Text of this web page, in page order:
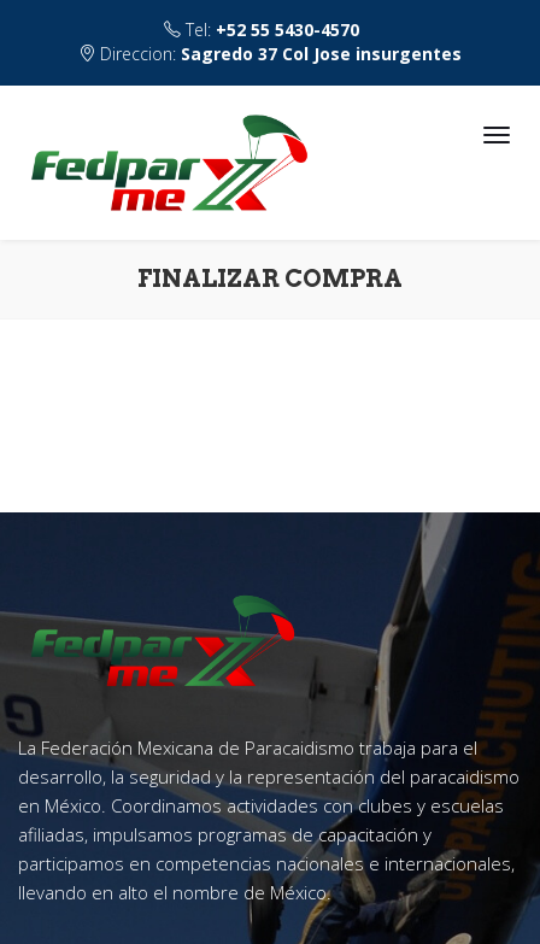
Tel: +52 55 5430-4570
Direccion: Sagredo 37 Col Jose insurgentes
FINALIZAR COMPRA
La Federación Mexicana de Paracaidismo trabaja para el
desarrollo, la seguridad y la representación del paracaidismo
en México. Coordinamos actividades con clubes y escuelas
afiliadas, impulsamos programas de capacitación y
participamos en competencias nacionales e internacionales,
llevando en alto el nombre de México.